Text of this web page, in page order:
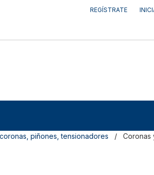
REGÍSTRATE
piñones, tensionadores Coronas